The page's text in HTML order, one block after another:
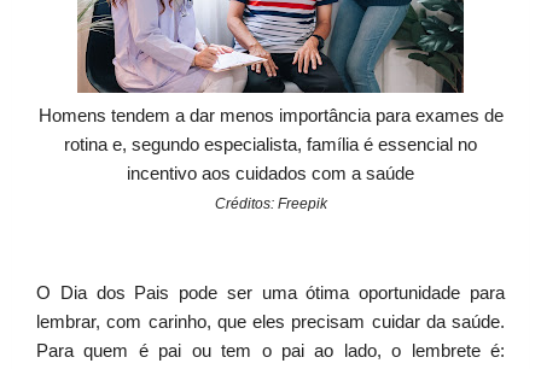
Homens tendem a dar menos importância para exames de
rotina e, segundo especialista, família é essencial no
incentivo aos cuidados com a saúde
Créditos: Freepik
O Dia dos Pais pode ser uma ótima oportunidade para
lembrar, com carinho, que eles precisam cuidar da saúde.
Para quem é pai ou tem o pai ao lado, o lembrete é: